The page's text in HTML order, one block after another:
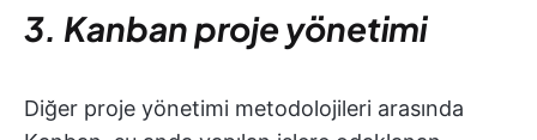
3. Kanban proje yönetimi
Diğer proje yönetimi metodolojileri arasında